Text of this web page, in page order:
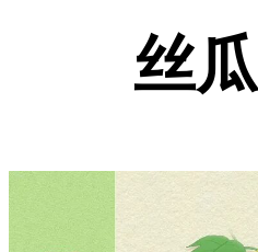
丝瓜